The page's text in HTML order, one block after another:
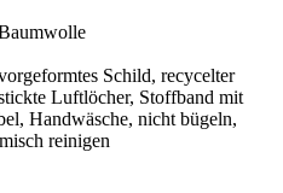
Schild, recycelter
Luftlöcher, Stoffband mit
Handwäsche, nicht bügeln,
reinigen